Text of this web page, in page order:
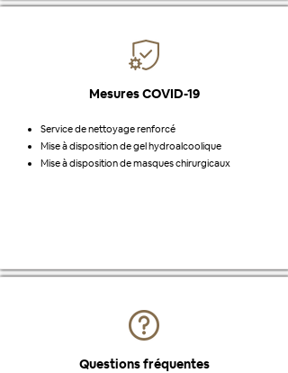
Mesures COVID-19
Service de nettoyage renforcé
Mise à disposition de gel hydroalcoolique
Mise à disposition de masques chirurgicaux
Questions fréquentes